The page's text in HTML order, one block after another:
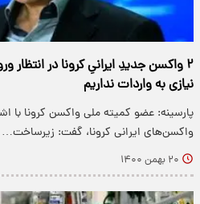
۲ واکسن جدیدِ ایرانیِ کرونا در انتظار
نیازی به واردات نداریم
پارسینه: عضو کمیته ملی واکسن کرونا با
واکسن‌های ایرانی کرونا، گفت: زیرساخت…
۲۰ بهمن ۱۴۰۰